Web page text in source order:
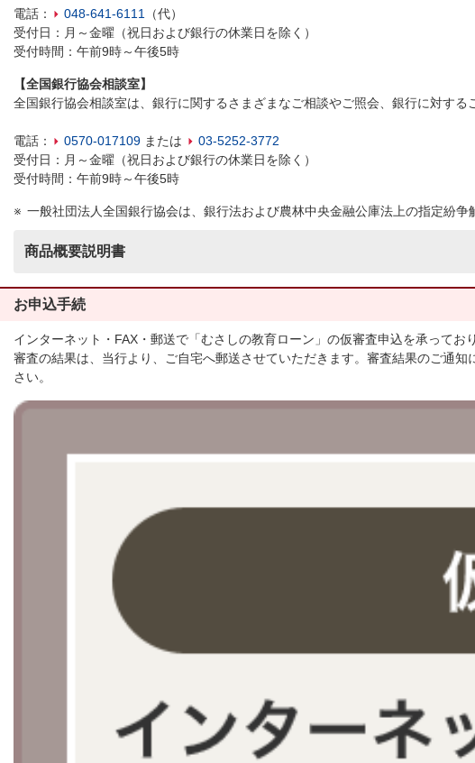
電話： 048-641-6111
（代）
受付日：月～金曜（祝日および銀行の休業日を除く）
受付時間：午前9時～午後5時
【全国銀行協会相談室】
全国銀行協会相談室は、銀行に関するさまざまなご相談やご照会、銀行に対す
電話： 0570-017109 または
03-5252-3772
受付日：月～金曜（祝日および銀行の休業日を除く）
受付時間：午前9時～午後5時
一般社団法人全国銀行協会は、銀行法および農林中央金融公庫法上の指定紛争
商品概要説明書
お申込手続
インターネット・FAX・郵送で「むさしの教育ローン」の仮審査申込を承っており
審査の結果は、当行より、ご自宅へ郵送させていただきます。審査結果のご通
さい。